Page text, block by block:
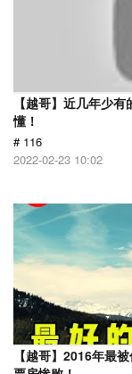
【越哥】近几年少
懂！
# 116
2022-02-23 10:02
【越哥】2016年最